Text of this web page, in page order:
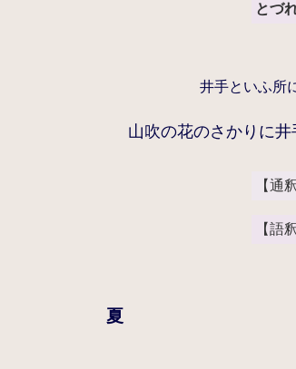
とづ
井手といふ所
山吹の花のさかりに
【通
【語
夏